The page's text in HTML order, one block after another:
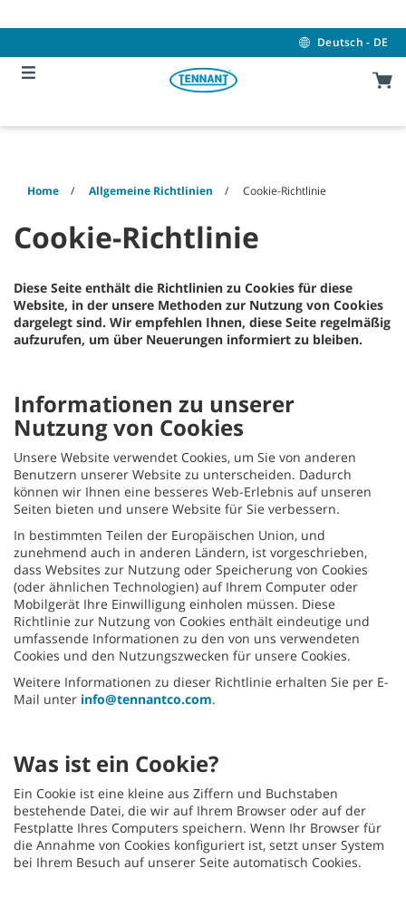
to
to
menu
Deutsch - DE
Home Allgemeine Richtlinien Cookie-Richtlinie
Cookie-Richtlinie
Diese Seite enthält die Richtlinien zu Cookies für diese
Website, in der unsere Methoden zur Nutzung von Cookies
dargelegt sind. Wir empfehlen Ihnen, diese Seite regelmäßig
aufzurufen, um über Neuerungen informiert zu bleiben.
Informationen zu unserer
Nutzung von Cookies
Unsere Website verwendet Cookies, um Sie von anderen
Benutzern unserer Website zu unterscheiden. Dadurch
können wir Ihnen eine besseres Web-Erlebnis auf unseren
Seiten bieten und unsere Website für Sie verbessern.
In bestimmten Teilen der Europäischen Union, und
zunehmend auch in anderen Ländern, ist vorgeschrieben,
dass Websites zur Nutzung oder Speicherung von Cookies
(oder ähnlichen Technologien) auf Ihrem Computer oder
Mobilgerät Ihre Einwilligung einholen müssen. Diese
Richtlinie zur Nutzung von Cookies enthält eindeutige und
umfassende Informationen zu den von uns verwendeten
Cookies und den Nutzungszwecken für unsere Cookies.
Weitere Informationen zu dieser Richtlinie erhalten Sie per E-
Mail unter info@tennantco.com.
Was ist ein Cookie?
Ein Cookie ist eine kleine aus Ziffern und Buchstaben
bestehende Datei, die wir auf Ihrem Browser oder auf der
Festplatte Ihres Computers speichern. Wenn Ihr Browser für
die Annahme von Cookies konfiguriert ist, setzt unser System
bei Ihrem Besuch auf unserer Seite automatisch Cookies.